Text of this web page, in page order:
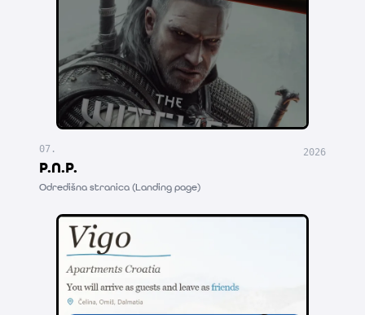
07 .
P.N.P.
Odredišna stranica (Landing page)
2026